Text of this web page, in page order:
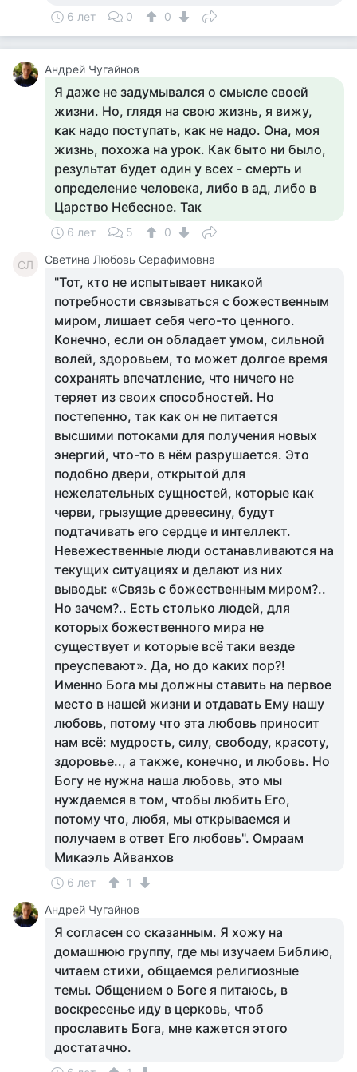
6 лет 0 0
Андрей Чугайнов
Я даже не задумывался о смысле своей
жизни. Но, глядя на свою жизнь, я вижу,
как надо поступать, как не надо. Она, моя
жизнь, похожа на урок. Как быто ни было,
результат будет один у всех - смерть и
определение человека, либо в ад, либо в
Царство Небесное. Так
6 лет 5 0
СЛ Светина Любовь Серафимовна
"Тот, кто не испытывает никакой
потребности связываться с божественным
миром, лишает себя чего-то ценного.
Конечно, если он обладает умом, сильной
волей, здоровьем, то может долгое время
сохранять впечатление, что ничего не
теряет из своих способностей. Но
постепенно, так как он не питается
высшими потоками для получения новых
энергий, что-то в нём разрушается. Это
подобно двери, открытой для
нежелательных сущностей, которые как
черви, грызущие древесину, будут
подтачивать его сердце и интеллект.
Невежественные люди останавливаются на
текущих ситуациях и делают из них
выводы: «Связь с божественным миром?..
Но зачем?.. Есть столько людей, для
которых божественного мира не
существует и которые всё таки везде
преуспевают». Да, но до каких пор?!
Именно Бога мы должны ставить на первое
место в нашей жизни и отдавать Ему нашу
любовь, потому что эта любовь приносит
нам всё: мудрость, силу, свободу, красоту,
здоровье.., а также, конечно, и любовь. Но
Богу не нужна наша любовь, это мы
нуждаемся в том, чтобы любить Его,
потому что, любя, мы открываемся и
получаем в ответ Его любовь". Омраам
Микаэль Айванхов
6 лет
1
Андрей Чугайнов
Я согласен со сказанным. Я хожу на
домашнюю группу, где мы изучаем Библию,
читаем стихи, общаемся религиозные
темы. Общением о Боге я питаюсь, в
воскресенье иду в церковь, чтоб
прославить Бога, мне кажется этого
достатачно.